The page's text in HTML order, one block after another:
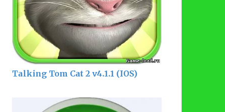
Talking Tom Cat 2 v4.1.1 (IOS)